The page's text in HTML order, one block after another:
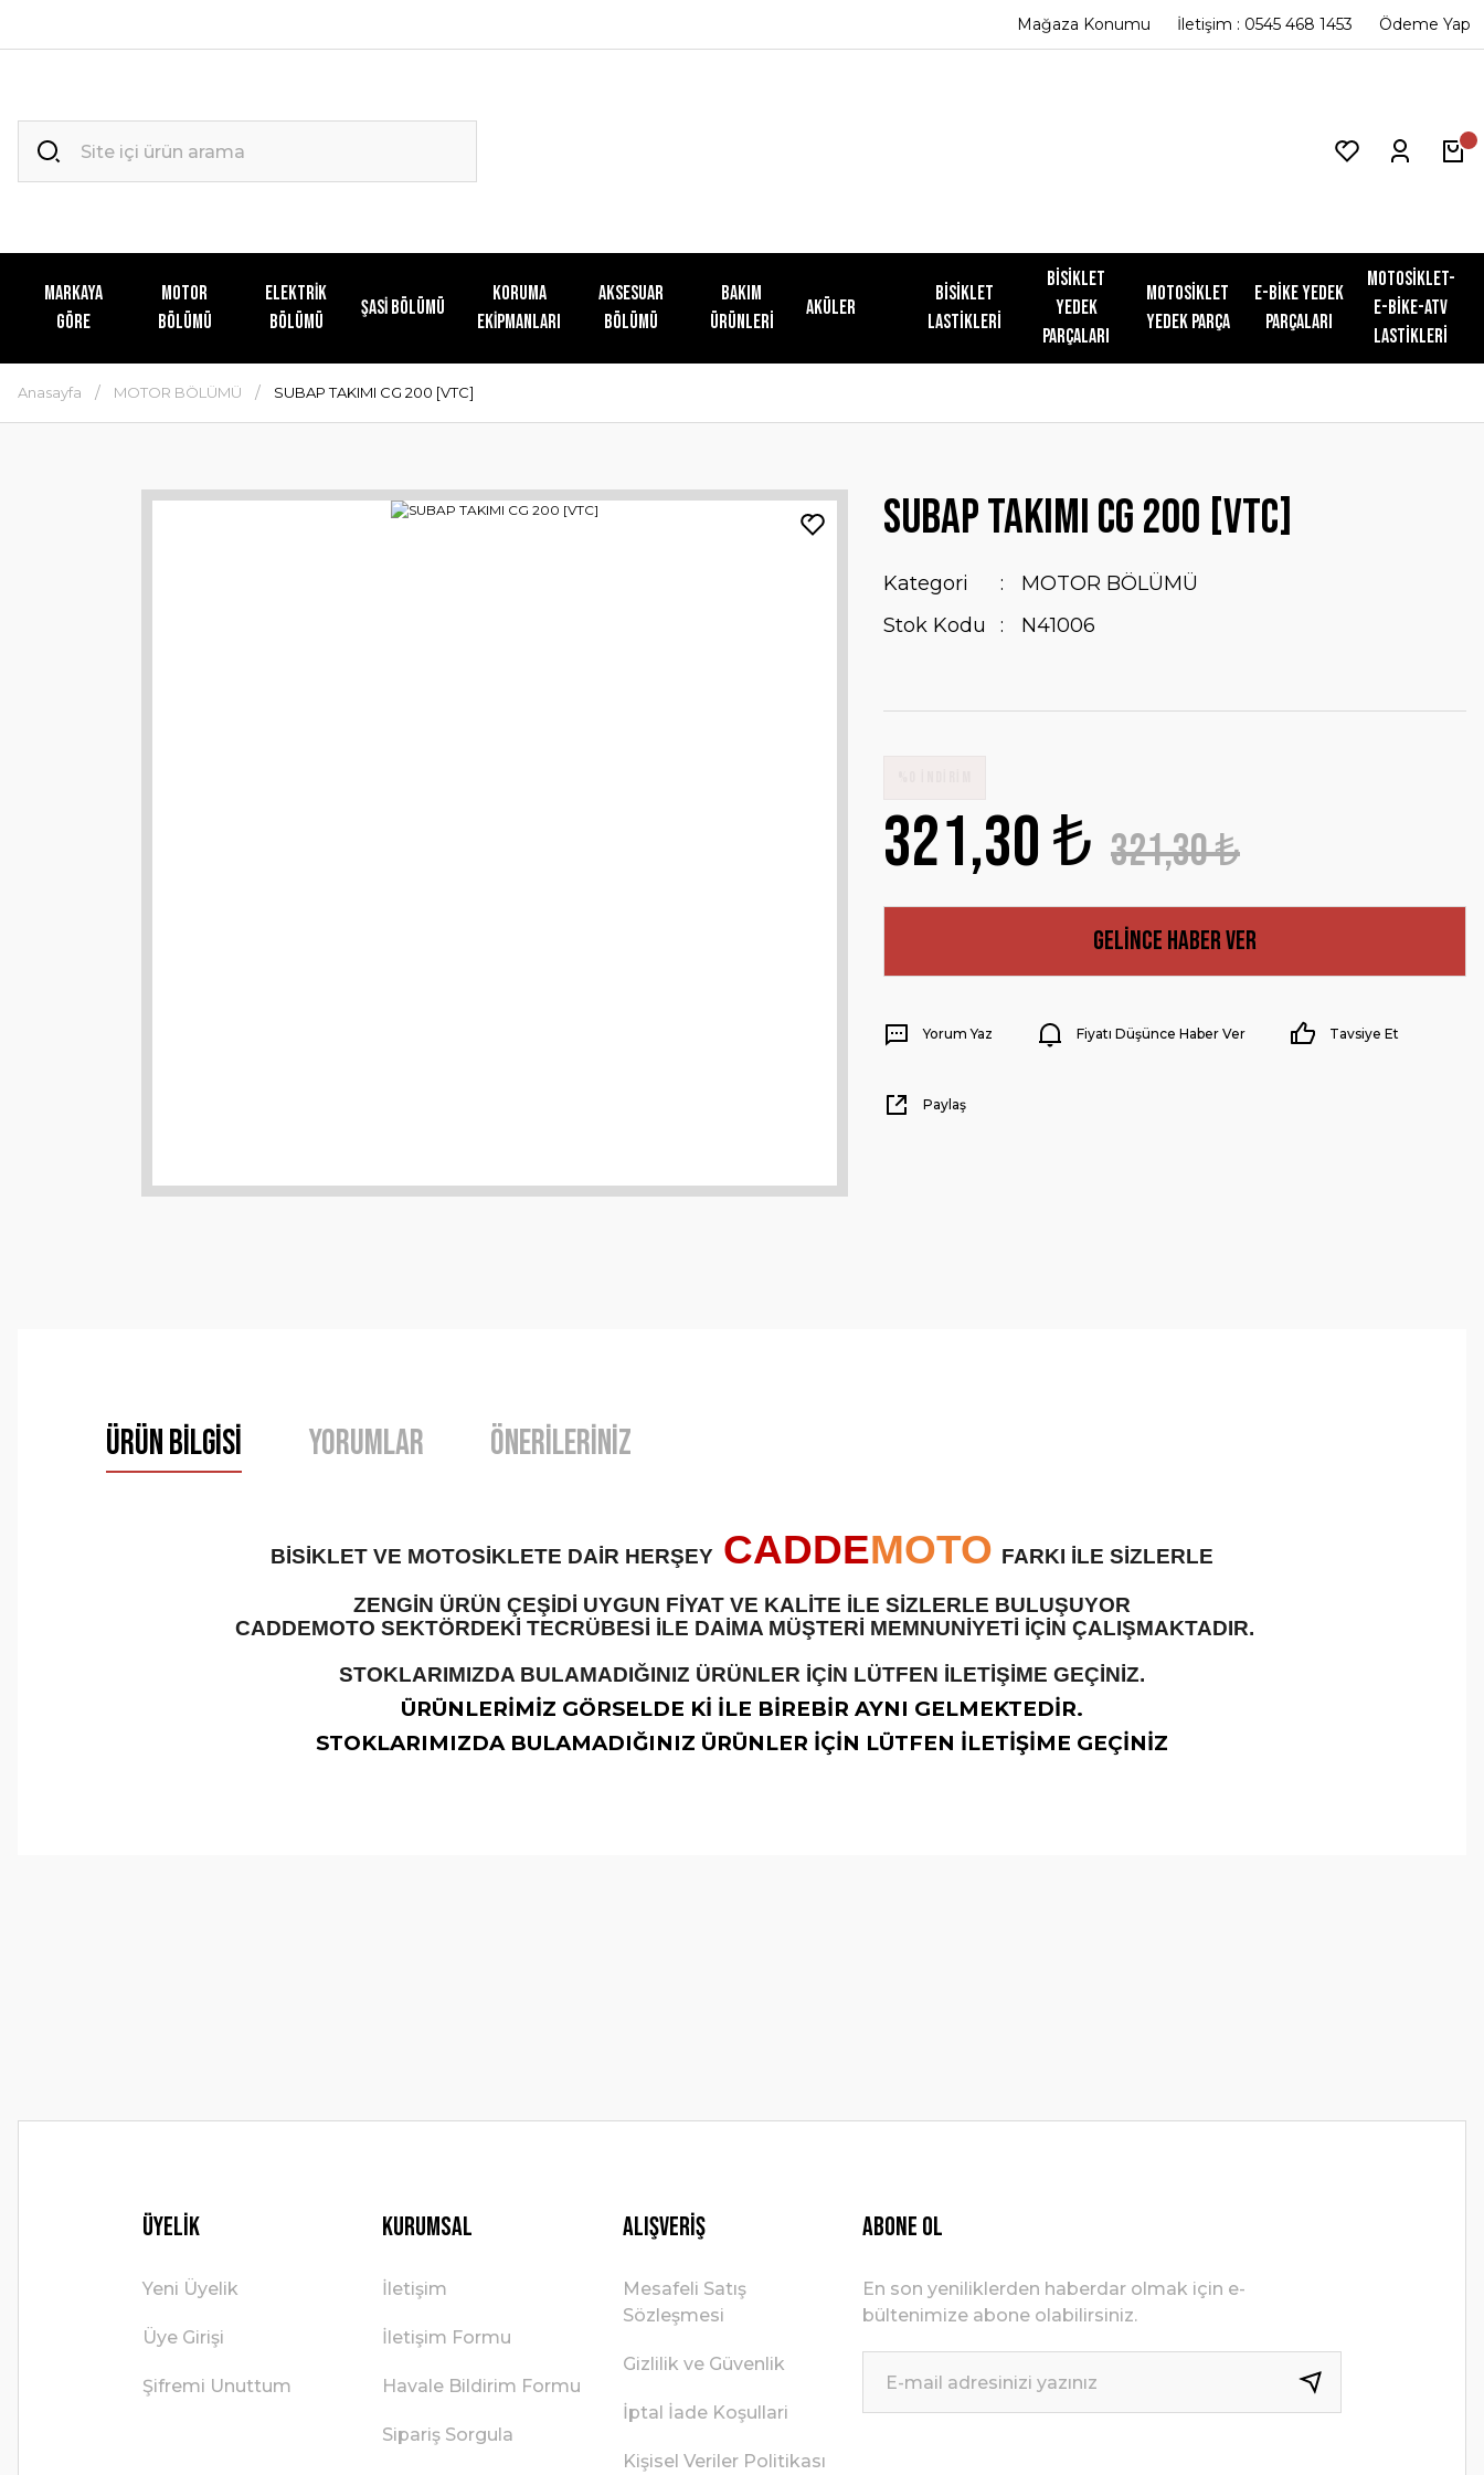
Mağaza Konumu İletişim : 0545 468 1453 Ödeme Yap
MARKAYA
GÖRE
MOTOR
BÖLÜMÜ
ELEKTRİK
BÖLÜMÜ
ŞASİ BÖLÜMÜ
KORUMA
EKİPMANLARI
AKSESUAR
BÖLÜMÜ
Bakım
Ürünleri
Aküler
Bisiklet
Lastikleri
Bisiklet
Yedek
Parçaları
Motosiklet
Yedek Parça
E-Bike Yedek
Parçaları
Motosiklet-
E-Bike-ATV
Lastikleri
Anasayfa MOTOR BÖLÜMÜ SUBAP TAKIMI CG 200 [VTC]
SUBAP TAKIMI CG 200 [VTC]
Kategori
MOTOR BÖLÜMÜ
Stok Kodu
N41006
321,30 ₺ 321,30 ₺
Gelince Haber Ver
Yorum Yaz Fiyatı Düşünce Haber Ver Tavsiye Et
Paylaş
Ürün Bilgisi Yorumlar Önerileriniz
BİSİKLET VE MOTOSİKLETE DAİR HERŞEY CADDEMOTO FARKI İLE SİZLERLE
ZENGİN ÜRÜN ÇEŞİDİ UYGUN FİYAT VE KALİTE İLE SİZLERLE BULUŞUYOR
CADDEMOTO SEKTÖRDEKİ TECRÜBESİ İLE DAİMA MÜŞTERİ MEMNUNİYETİ İÇİN ÇALIŞMAKTADIR.
STOKLARIMIZDA BULAMADIĞINIZ ÜRÜNLER İÇİN LÜTFEN İLETİŞİME GEÇİNİZ.
ÜRÜNLERİMİZ GÖRSELDE Kİ İLE BİREBİR AYNI GELMEKTEDİR.
STOKLARIMIZDA BULAMADIĞINIZ ÜRÜNLER İÇİN LÜTFEN İLETİŞİME GEÇİNİZ
Üyelik
Yeni Üyelik
Üye Girişi
Şifremi Unuttum
Kurumsal
İletişim
İletişim Formu
Havale Bildirim Formu
Sipariş Sorgula
Alışveriş
Mesafeli Satış
Sözleşmesi
Gizlilik ve Güvenlik
İptal İade Koşullari
Kişisel Veriler Politikası
ABONE OL
En son yeniliklerden haberdar olmak için e-
bültenimize abone olabilirsiniz.